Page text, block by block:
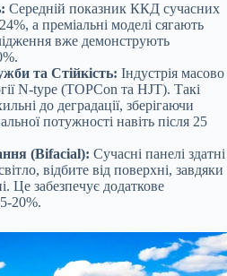
Середній показник ККД сучасних
а преміальні моделі сягають
вже демонструють
та Стійкість: Індустрія масово
N-type (TOPCon та HJT). Такі
до деградації, зберігаючи
потужності навіть після 25
(Bifacial): Сучасні панелі здатні
відбите від поверхні, завдяки
Це забезпечує додаткове
20%.